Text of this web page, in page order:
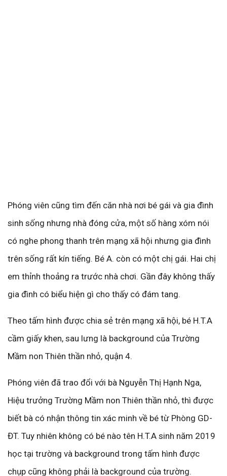
Phóng viên cũng tìm đến căn nhà nơi bé gái và gia đình
sinh sống nhưng nhà đóng cửa, một số hàng xóm nói
có nghe phong thanh trên mạng xã hội nhưng gia đình
trên sống rất kín tiếng. Bé A. còn có một chị gái. Hai chị
em thỉnh thoảng ra trước nhà chơi. Gần đây không thấy
gia đình có biểu hiện gì cho thấy có đám tang.
Theo tấm hình được chia sẻ trên mạng xã hội, bé H.T.A
cầm giấy khen, sau lưng là background của Trường
Mầm non Thiên thần nhỏ, quận 4.
Phóng viên đã trao đổi với bà Nguyễn Thị Hạnh Nga,
Hiệu trưởng Trường Mầm non Thiên thần nhỏ, thì được
biết bà có nhận thông tin xác minh về bé từ Phòng GD-
ĐT. Tuy nhiên không có bé nào tên H.T.A sinh năm 2019
học tại trường và background trong tấm hình được
chụp cũng không phải là background của trường.